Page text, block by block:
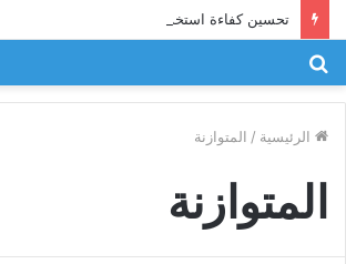
تحسين كفاءة استخدام الطاقة في الصناعة
الرئيسية / المتوازنة
المتوازنة